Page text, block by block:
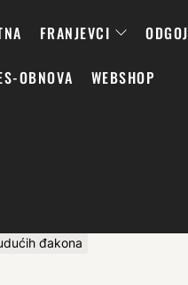
FRANJEVCI ODGOJ
OBNOVA WEBSHOP
đakona